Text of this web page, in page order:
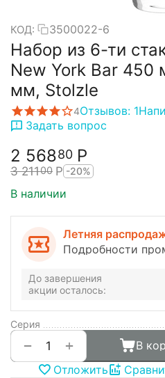
КОД: 3500022-6
Набор из 6-ти
New York Bar 450
мм, Stolzle
4Отзывов: 1
Задать вопрос
2 56880 Р
3 21100 Р -20%
В наличии
Летняя
Подробности
До завершения
акции осталось:
Серия
+
−
В
Отложить